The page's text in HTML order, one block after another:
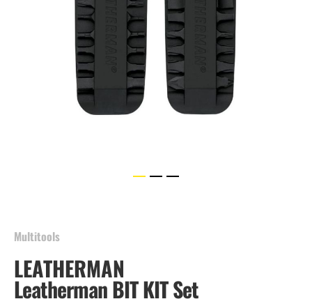
beginning
the
images
gallery
Multitools
Leatherman BIT KIT Set
LEATHERMAN